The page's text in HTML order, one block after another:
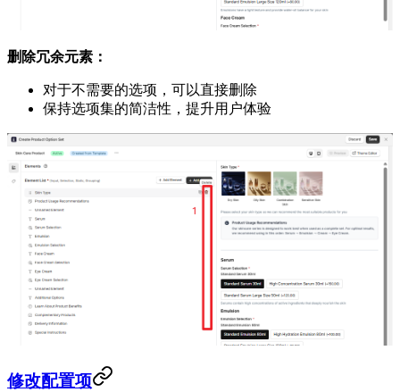
删除冗余元素：
对于不需要的选项，可以直接删除
保持选项集的简洁性，提升用户体验
修改配置项